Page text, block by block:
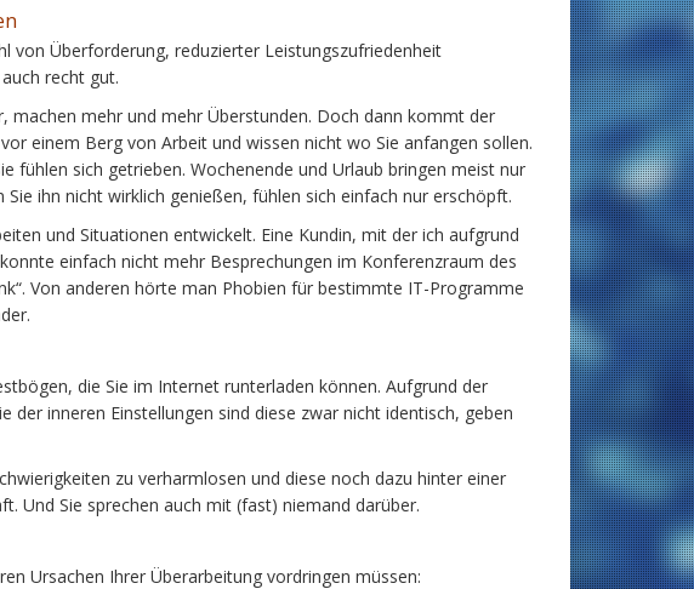
Überforderung, reduzierter Leistungszufriedenheit
recht gut.
machen mehr und mehr Überstunden. Doch dann kommt der
einem Berg von Arbeit und wissen nicht wo Sie anfangen sollen.
fühlen sich getrieben. Wochenende und Urlaub bringen meist nur
ihn nicht wirklich genießen, fühlen sich einfach nur erschöpft.
und Situationen entwickelt. Eine Kundin, mit der ich aufgrund
einfach nicht mehr Besprechungen im Konferenzraum des
Von anderen hörte man Phobien für bestimmte IT-Programme
die Sie im Internet runterladen können. Aufgrund der
inneren Einstellungen sind diese zwar nicht identisch, geben
zu verharmlosen und diese noch dazu hinter einer
Und Sie sprechen auch mit (fast) niemand darüber.
Ursachen Ihrer Überarbeitung vordringen müssen: